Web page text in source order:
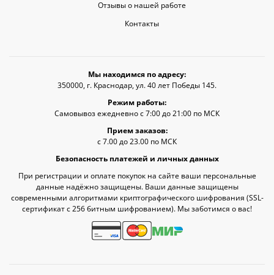
Отзывы о нашей работе
Контакты
Мы находимся по адресу:
350000, г. Краснодар, ул. 40 лет Победы 145.
Режим работы:
Самовывоз ежедневно с 7:00 до 21:00 по МСК
Прием заказов:
с 7.00 до 23.00 по МСК
Безопасность платежей и личных данных
При регистрации и оплате покупок на сайте ваши персональные
данные надёжно защищены. Ваши данные защищены
современными алгоритмами криптографического шифрования (SSL-
сертификат c 256 битным шифрованием). Мы заботимся о вас!